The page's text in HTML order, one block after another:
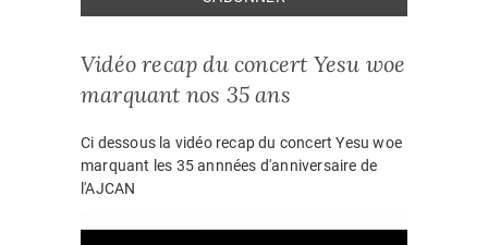
Vidéo recap du concert Yesu woe
marquant nos 35 ans
Ci dessous la vidéo recap du concert Yesu woe
marquant les 35 annnées d'anniversaire de
l'AJCAN